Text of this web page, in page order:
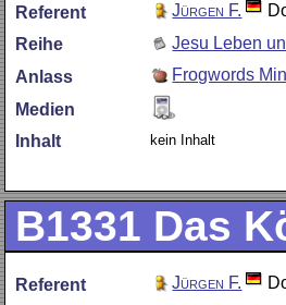
Referent Jürgen F.
Reihe
Jesu Leben
Anlass
Frogwords
Medien
Inhalt
kein Inhalt
B1331 Das
Referent Jürgen F.